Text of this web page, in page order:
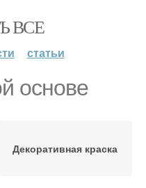
ВСЕ
статьи
основе
Декоративная краска